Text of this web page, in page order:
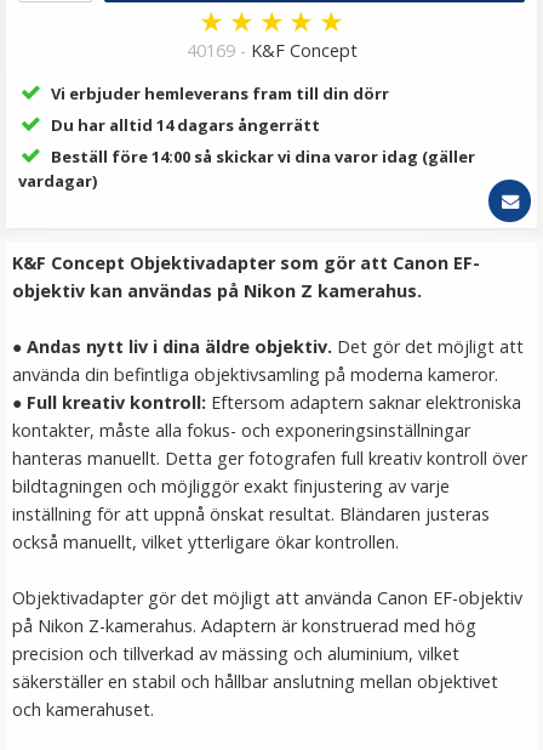
Step Up Ring 49-67mm - Gör filtergängan större
69 kr
LÄGG I VARUKORG
★ ★ ★ ★ ★
40169 - K&F Concept
Vi erbjuder hemleverans fram till din dörr
Du har alltid 14 dagars ångerrätt
Beställ före 14:00 så skickar vi dina varor idag (gäller
vardagar)
K&F Concept Objektivadapter som gör att Canon EF-
objektiv kan användas på Nikon Z kamerahus.
● Andas nytt liv i dina äldre objektiv. Det gör det möjligt att
använda din befintliga objektivsamling på moderna kameror.
● Full kreativ kontroll: Eftersom adaptern saknar elektroniska
kontakter, måste alla fokus- och exponeringsinställningar
hanteras manuellt. Detta ger fotografen full kreativ kontroll över
bildtagningen och möjliggör exakt finjustering av varje
inställning för att uppnå önskat resultat. Bländaren justeras
också manuellt, vilket ytterligare ökar kontrollen​.
Objektivadapter gör det möjligt att använda Canon EF-objektiv
på Nikon Z-kamerahus. Adaptern är konstruerad med hög
precision och tillverkad av mässing och aluminium, vilket
säkerställer en stabil och hållbar anslutning mellan objektivet
och kamerahuset​.